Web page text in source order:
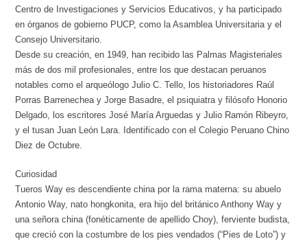
Centro de Investigaciones y Servicios Educativos, y ha participado
en órganos de gobierno PUCP, como la Asamblea Universitaria y el
Consejo Universitario.
Desde su creación, en 1949, han recibido las Palmas Magisteriales
más de dos mil profesionales, entre los que destacan peruanos
notables como el arqueólogo Julio C. Tello, los historiadores Raúl
Porras Barrenechea y Jorge Basadre, el psiquiatra y filósofo Honorio
Delgado, los escritores José María Arguedas y Julio Ramón Ribeyro,
y el tusan Juan León Lara. Identificado con el Colegio Peruano Chino
Diez de Octubre.
Curiosidad
Tueros Way es descendiente china por la rama materna: su abuelo
Antonio Way, nato hongkonita, era hijo del británico Anthony Way y
una señora china (fonéticamente de apellido Choy), ferviente budista,
que creció con la costumbre de los pies vendados (“Pies de Loto”) y